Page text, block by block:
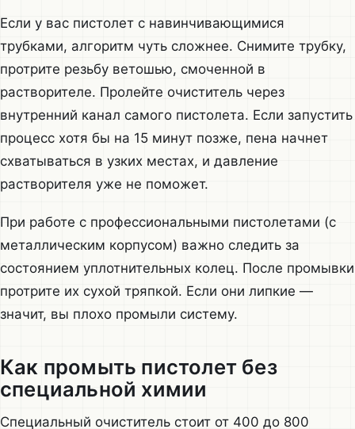
Если у вас пистолет с навинчивающимися
трубками, алгоритм чуть сложнее. Снимите трубку,
протрите резьбу ветошью, смоченной в
растворителе. Пролейте очиститель через
внутренний канал самого пистолета. Если запустить
процесс хотя бы на 15 минут позже, пена начнет
схватываться в узких местах, и давление
растворителя уже не поможет.
При работе с профессиональными пистолетами (с
металлическим корпусом) важно следить за
состоянием уплотнительных колец. После промывки
протрите их сухой тряпкой. Если они липкие —
значит, вы плохо промыли систему.
Как промыть пистолет без
специальной химии
Специальный очиститель стоит от 400 до 800